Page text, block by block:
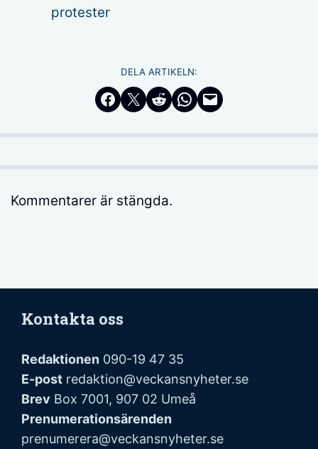
protester
DELA ARTIKELN:
Dela på Facebook
Dela på Twitter
Dela på RedditDela i WhatsApp
Maila en länk
Kommentarer är stängda.
Kontakta oss
Redaktionen 090-19 47 35
E-post redaktion@veckansnyheter.se
Brev Box 7001, 907 02 Umeå
Prenumerationsärenden
prenumerera@veckansnyheter.se